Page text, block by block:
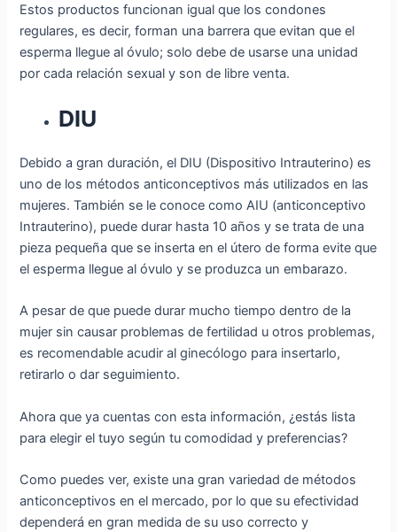
Estos productos funcionan igual que los condones
regulares, es decir, forman una barrera que evitan que el
esperma llegue al óvulo; solo debe de usarse una unidad
por cada relación sexual y son de libre venta.
DIU
Debido a gran duración, el DIU (Dispositivo Intrauterino) es
uno de los métodos anticonceptivos más utilizados en las
mujeres. También se le conoce como AIU (anticonceptivo
Intrauterino), puede durar hasta 10 años y se trata de una
pieza pequeña que se inserta en el útero de forma evite que
el esperma llegue al óvulo y se produzca un embarazo.
A pesar de que puede durar mucho tiempo dentro de la
mujer sin causar problemas de fertilidad u otros problemas,
es recomendable acudir al ginecólogo para insertarlo,
retirarlo o dar seguimiento.
Ahora que ya cuentas con esta información, ¿estás lista
para elegir el tuyo según tu comodidad y preferencias?
Como puedes ver, existe una gran variedad de métodos
anticonceptivos en el mercado, por lo que su efectividad
dependerá en gran medida de su uso correcto y